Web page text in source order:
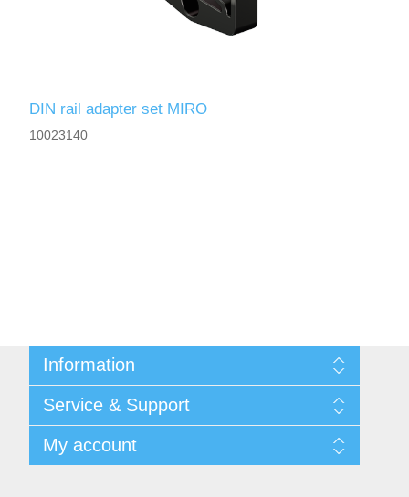
DIN rail adapter set MIRO
10023140
Information
Integritetspolicy
Terms & Conditions
Begner Machines & Mechanical Systems
Service & Support
Downloads
My account